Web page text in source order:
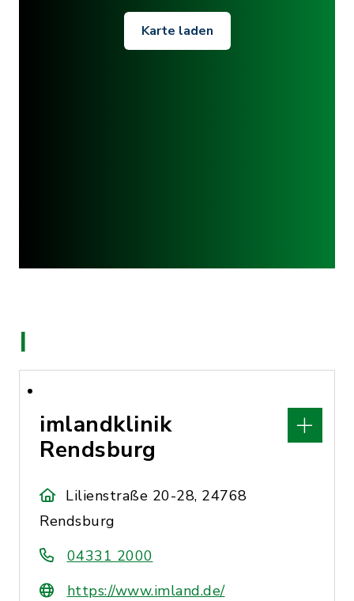
Karte laden
I
imlandklinik
Rendsburg
Lilienstraße 20-28, 24768
Rendsburg
04331 2000
https://www.imland.de/